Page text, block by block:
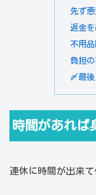
先ず
返金
不用
負担
〆最
時間があれば
連休に時間が出来